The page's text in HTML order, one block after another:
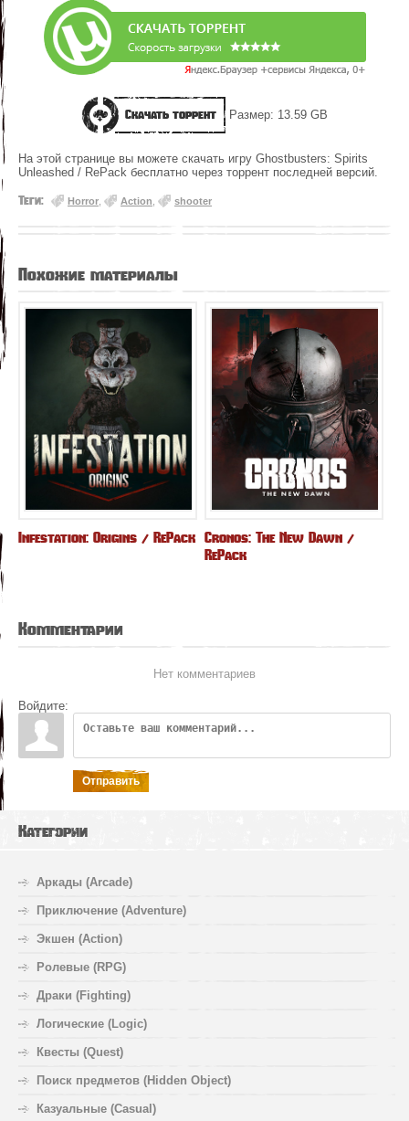
Скачать торрент Размер: 13.59 GB
На этой странице вы можете скачать игру Ghostbusters: Spirits
Unleashed / RePack бесплатно через торрент последней версий.
Теги: Horror Action shooter
Похожие материалы
Infestation: Origins / RePack Cronos: The New Dawn /
RePack
Комментарии
Нет комментариев
Войдите:
Отправить
Категории
Аркады (Arcade)
Приключение (Adventure)
Экшен (Action)
Ролевые (RPG)
Драки (Fighting)
Логические (Logic)
Квесты (Quest)
Поиск предметов (Hidden Object)
Казуальные (Casual)